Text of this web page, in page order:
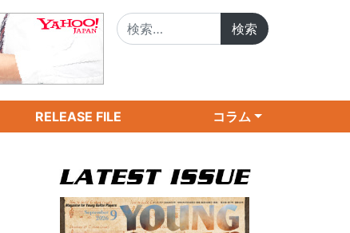
RELEASE FILE コラム